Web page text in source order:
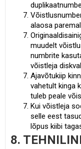
alaosa
muudelt
numbrite
võistleja
Ajavõtukiip
vahetult kinga
tuleb peale
Kui võistleja
selle eest
lõpus kiibi
8.